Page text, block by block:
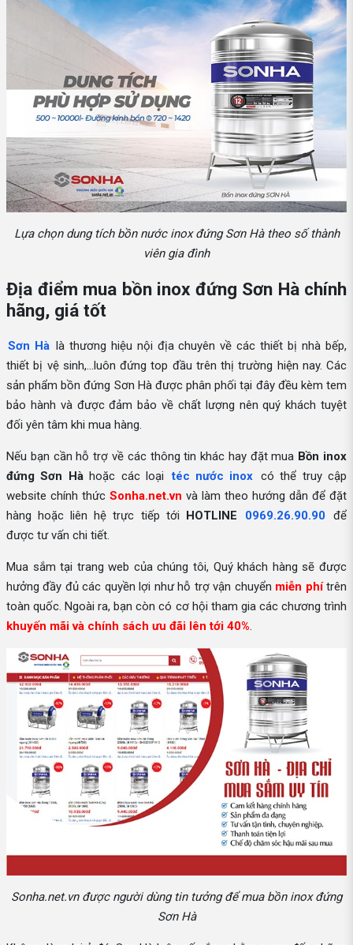
Lựa chọn dung tích bồn nước inox đứng Sơn Hà theo số thành
viên gia đình
Địa điểm mua bồn inox đứng Sơn Hà chính
hãng, giá tốt
Sơn Hà là thương hiệu nội địa chuyên về các thiết bị nhà bếp,
thiết bị vệ sinh,...luôn đứng top đầu trên thị trường hiện nay. Các
sản phẩm bồn đứng Sơn Hà được phân phối tại đây đều kèm tem
bảo hành và được đảm bảo về chất lượng nên quý khách tuyệt
đối yên tâm khi mua hàng.
Nếu bạn cần hỗ trợ về các thông tin khác hay đặt mua Bồn inox
đứng Sơn Hàhoặc các loại téc nước inox có thể truy cập
website chính thức Sonha.net.vn và làm theo hướng dẫn để đặt
hàng hoặc liên hệ trực tiếp tới HOTLINE 0969.26.90.90 để
được tư vấn chi tiết.
Mua sắm tại trang web của chúng tôi, Quý khách hàng sẽ được
hưởng đầy đủ các quyền lợi như hỗ trợ vận chuyển miễn phítrên
toàn quốc. Ngoài ra, bạn còn có cơ hội tham gia các chương trình
khuyến mãi và chính sách ưu đãi lên tới 40%.
Sonha.net.vn được người dùng tin tưởng để mua bồn inox đứng
Sơn Hà